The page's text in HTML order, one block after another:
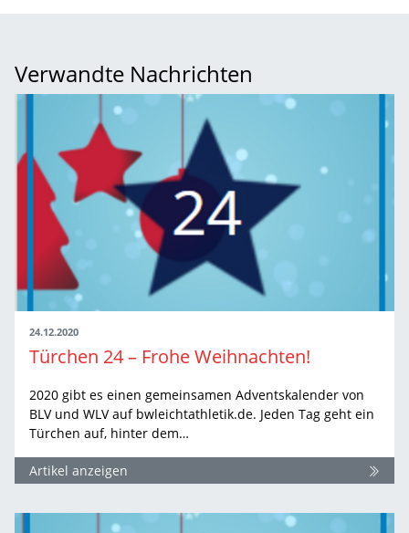
Verwandte Nachrichten
24.12.2020
Türchen 24 – Frohe Weihnachten!
2020 gibt es einen gemeinsamen Adventskalender von
BLV und WLV auf bwleichtathletik.de. Jeden Tag geht ein
Türchen auf, hinter dem…
Artikel anzeigen